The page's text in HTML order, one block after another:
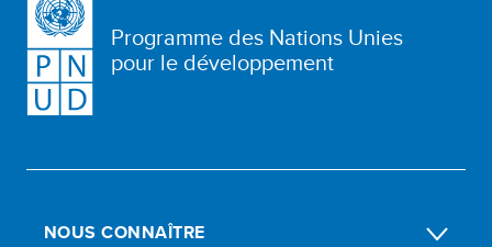
Programme des Nations Unies
pour le développement
NOUS CONNAÎTRE